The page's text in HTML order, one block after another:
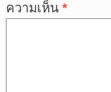
ความเห็น *